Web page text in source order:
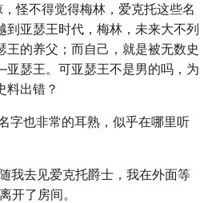
怪不得觉得梅林，爱克托这些名
到亚瑟王时代，梅林，未来大不列
王的养父；而自己，就是被无数史
瑟王。可亚瑟王不是男的吗，为
料出错？
字也非常的耳熟，似乎在哪里听
我去见爱克托爵士，我在外面等
开了房间。